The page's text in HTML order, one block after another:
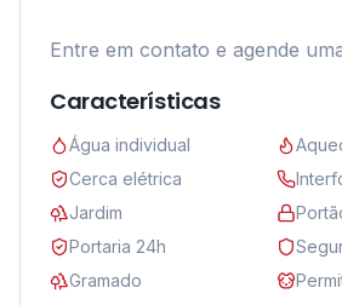
Entre em contato e agende
Características
Água individual
Cerca elétrica
Jardim
Portaria 24h
Gramado